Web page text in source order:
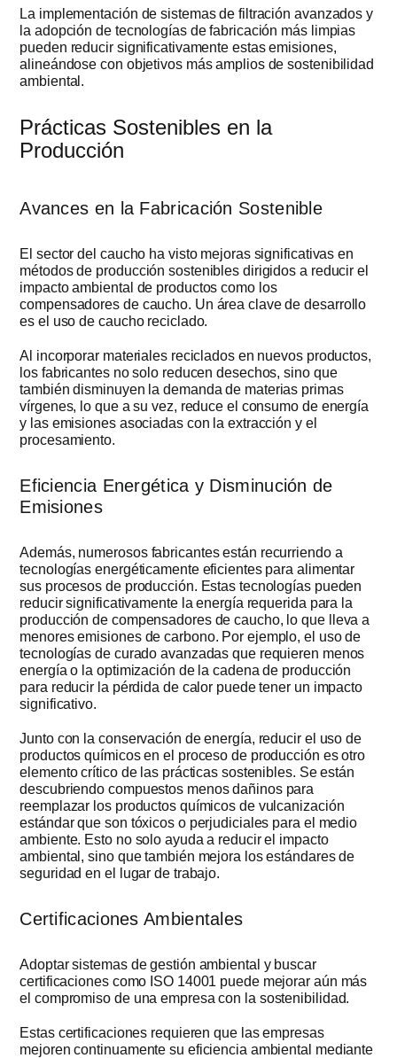
La implementación de sistemas de filtración avanzados y
la adopción de tecnologías de fabricación más limpias
pueden reducir significativamente estas emisiones,
alineándose con objetivos más amplios de sostenibilidad
ambiental.
Prácticas Sostenibles en la
Producción
Avances en la Fabricación Sostenible
El sector del caucho ha visto mejoras significativas en
métodos de producción sostenibles dirigidos a reducir el
impacto ambiental de productos como los
compensadores de caucho. Un área clave de desarrollo
es el uso de caucho reciclado.
Al incorporar materiales reciclados en nuevos productos,
los fabricantes no solo reducen desechos, sino que
también disminuyen la demanda de materias primas
vírgenes, lo que a su vez, reduce el consumo de energía
y las emisiones asociadas con la extracción y el
procesamiento.
Eficiencia Energética y Disminución de
Emisiones
Además, numerosos fabricantes están recurriendo a
tecnologías energéticamente eficientes para alimentar
sus procesos de producción. Estas tecnologías pueden
reducir significativamente la energía requerida para la
producción de compensadores de caucho, lo que lleva a
menores emisiones de carbono. Por ejemplo, el uso de
tecnologías de curado avanzadas que requieren menos
energía o la optimización de la cadena de producción
para reducir la pérdida de calor puede tener un impacto
significativo.
Junto con la conservación de energía, reducir el uso de
productos químicos en el proceso de producción es otro
elemento crítico de las prácticas sostenibles. Se están
descubriendo compuestos menos dañinos para
reemplazar los productos químicos de vulcanización
estándar que son tóxicos o perjudiciales para el medio
ambiente. Esto no solo ayuda a reducir el impacto
ambiental, sino que también mejora los estándares de
seguridad en el lugar de trabajo.
Certificaciones Ambientales
Adoptar sistemas de gestión ambiental y buscar
certificaciones como ISO 14001 puede mejorar aún más
el compromiso de una empresa con la sostenibilidad.
Estas certificaciones requieren que las empresas
mejoren continuamente su eficiencia ambiental mediante